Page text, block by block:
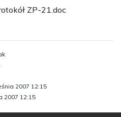
ZP-21.doc
2007 12:15
2007 12:15